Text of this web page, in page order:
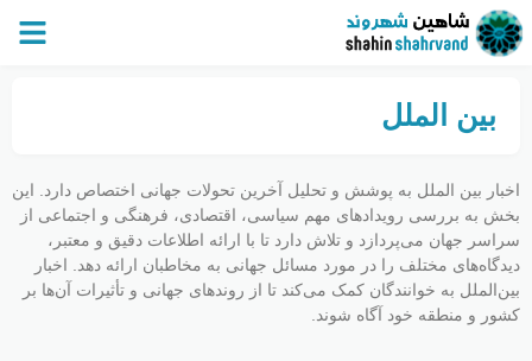
بین الملل
اخبار بین‌ الملل به پوشش و تحلیل آخرین تحولات جهانی اختصاص دارد. این
بخش به بررسی رویدادهای مهم سیاسی، اقتصادی، فرهنگی و اجتماعی از
سراسر جهان می‌پردازد و تلاش دارد تا با ارائه اطلاعات دقیق و معتبر،
دیدگاه‌های مختلف را در مورد مسائل جهانی به مخاطبان ارائه دهد. اخبار
بین‌الملل به خوانندگان کمک می‌کند تا از روندهای جهانی و تأثیرات آن‌ها بر
کشور و منطقه خود آگاه شوند.